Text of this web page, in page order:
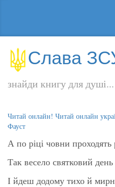
Слава
знайди книгу для душі...
Читай онлайн! Читай онлайн
Фауст
А по ріці човни проходять
Так весело святковий
І йдеш додому тихо й